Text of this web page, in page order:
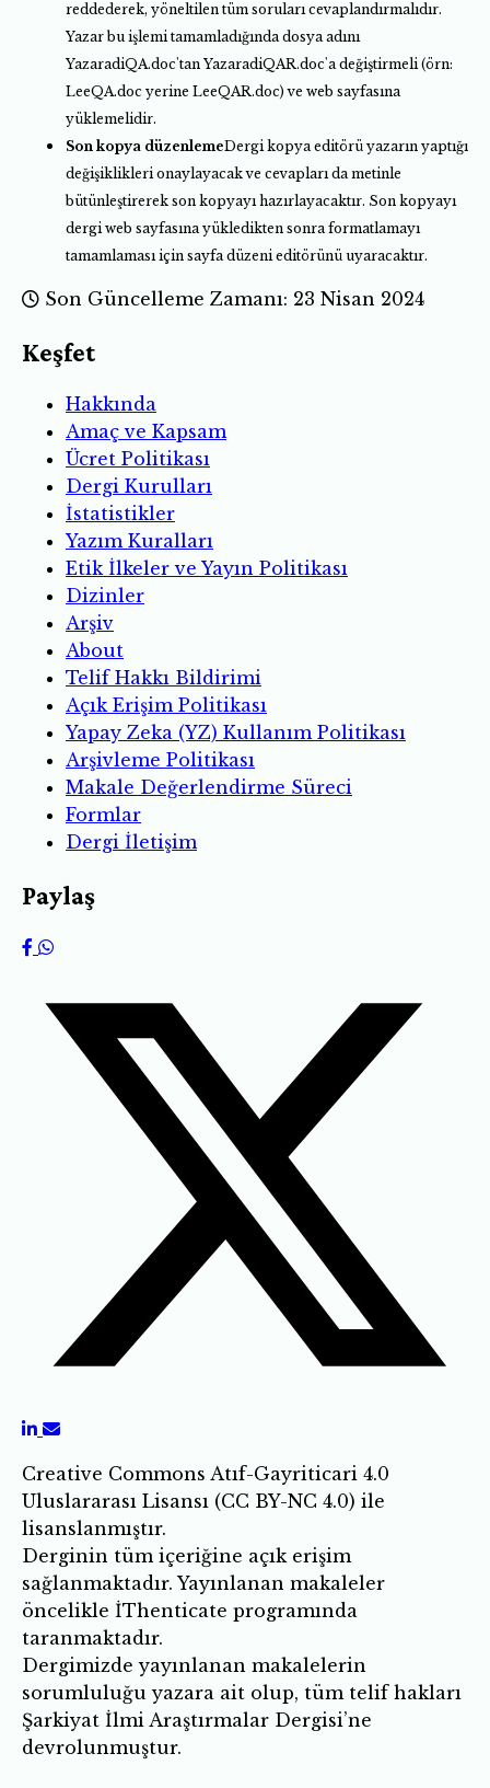
reddederek, yöneltilen tüm soruları cevaplandırmalıdır.
Yazar bu işlemi tamamladığında dosya adını
YazaradiQA.doc'tan YazaradiQAR.doc'a değiştirmeli (örn:
LeeQA.doc yerine LeeQAR.doc) ve web sayfasına
yüklemelidir.
Son kopya düzenlemeDergi kopya editörü yazarın yaptığı
değişiklikleri onaylayacak ve cevapları da metinle
bütünleştirerek son kopyayı hazırlayacaktır. Son kopyayı
dergi web sayfasına yükledikten sonra formatlamayı
tamamlaması için sayfa düzeni editörünü uyaracaktır.
Son Güncelleme Zamanı: 23 Nisan 2024
Keşfet
Hakkında
Amaç ve Kapsam
Ücret Politikası
Dergi Kurulları
İstatistikler
Yazım Kuralları
Etik İlkeler ve Yayın Politikası
Dizinler
Arşiv
About
Telif Hakkı Bildirimi
Açık Erişim Politikası
Yapay Zeka (YZ) Kullanım Politikası
Arşivleme Politikası
Makale Değerlendirme Süreci
Formlar
Dergi İletişim
Paylaş
Creative Commons Atıf-Gayriticari 4.0
Uluslararası Lisansı (CC BY-NC 4.0) ile
lisanslanmıştır.
Derginin tüm içeriğine açık erişim
sağlanmaktadır. Yayınlanan makaleler
öncelikle İThenticate programında
taranmaktadır.
Dergimizde yayınlanan makalelerin
sorumluluğu yazara ait olup, tüm telif hakları
Şarkiyat İlmi Araştırmalar Dergisi’ne
devrolunmuştur.